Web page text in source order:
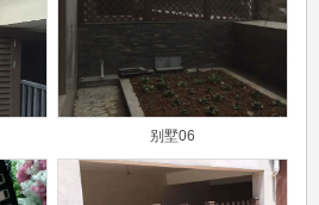
别墅06